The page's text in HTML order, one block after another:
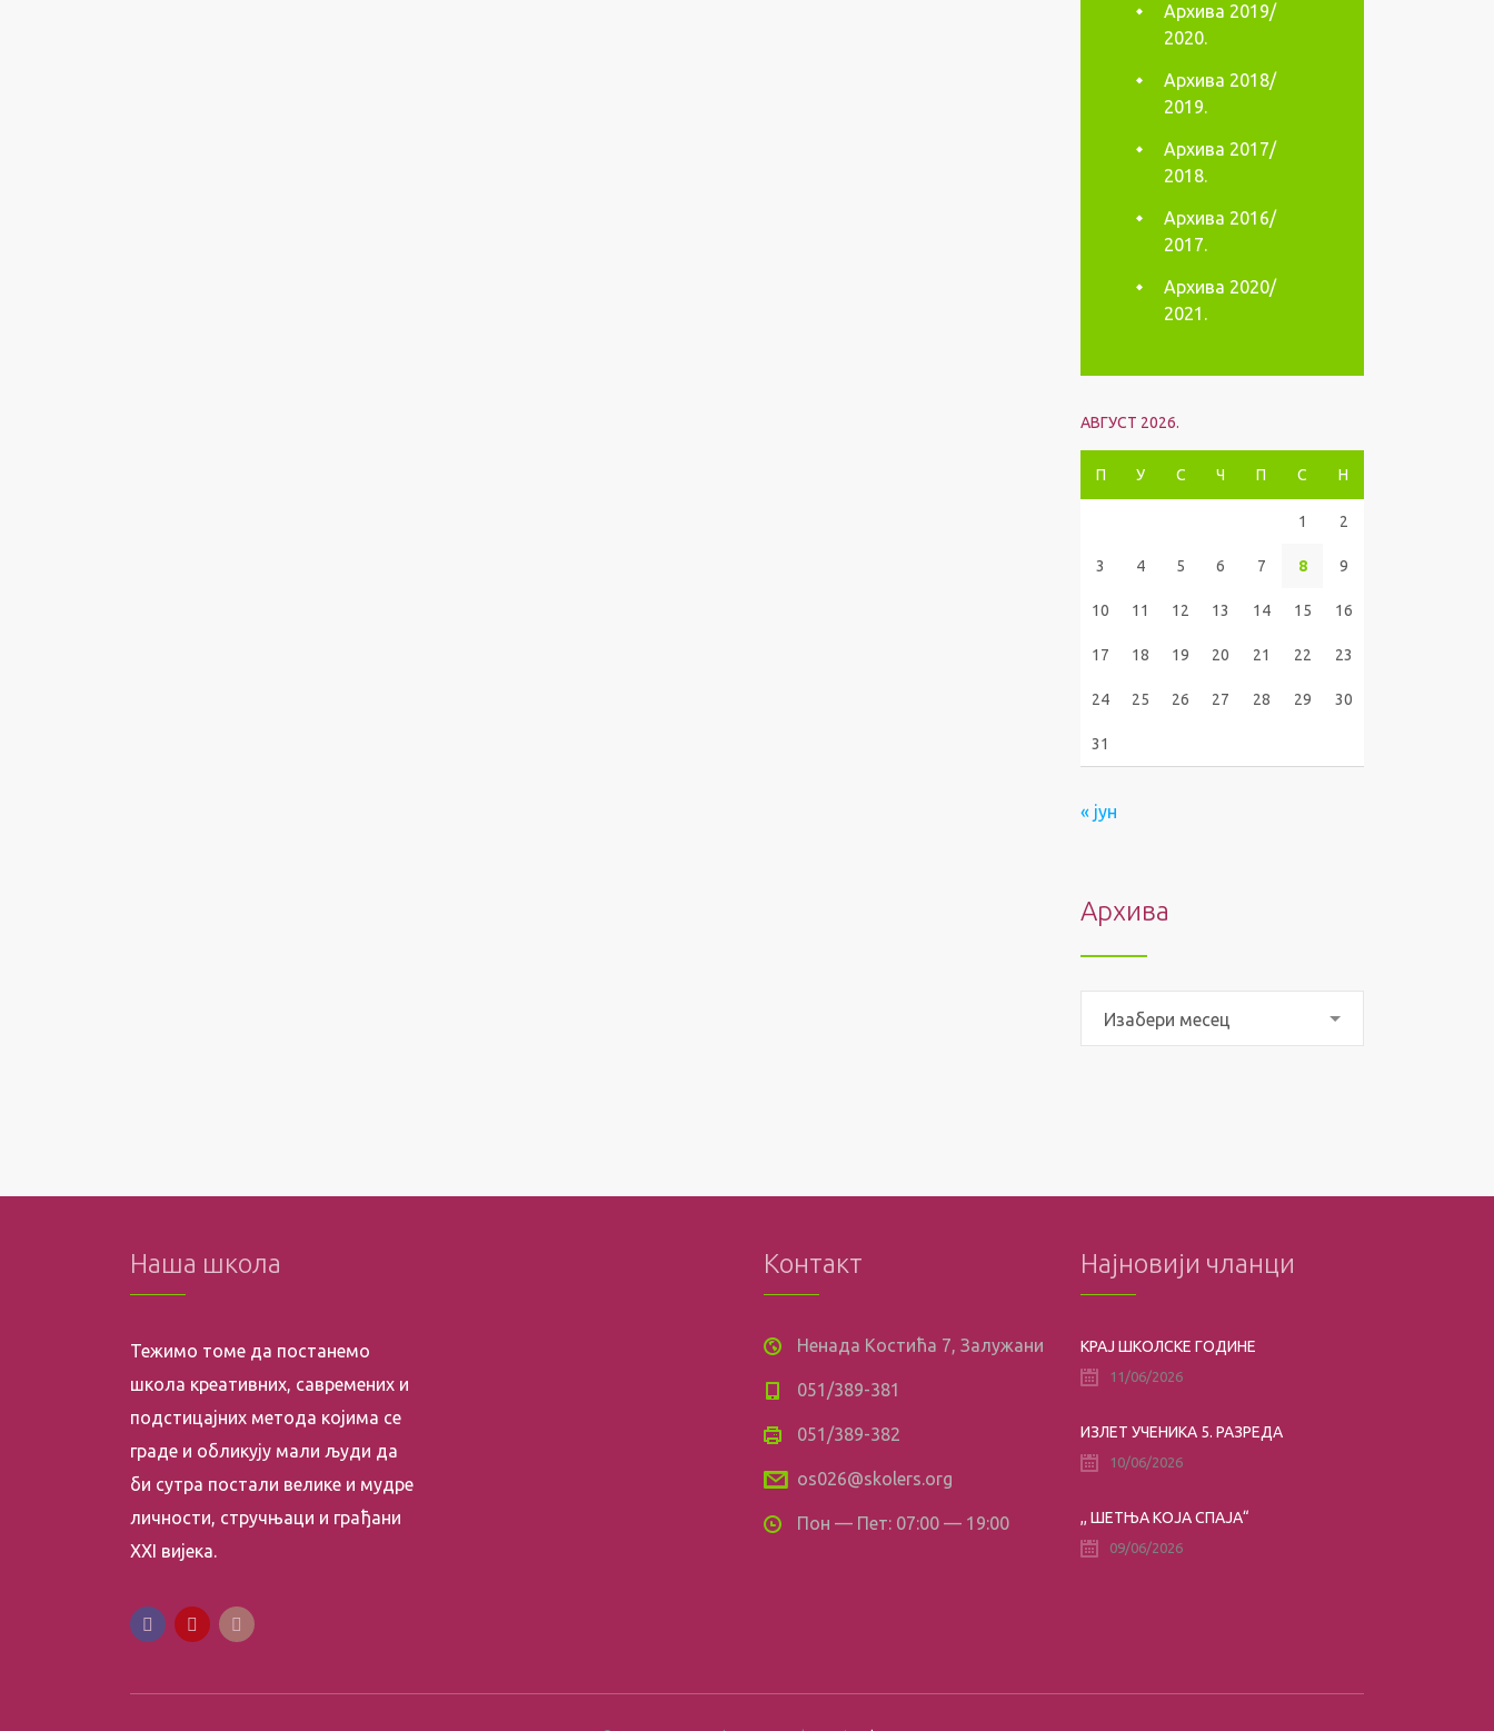
Архива 2019/
2020.
Архива 2018/
2019.
Архива 2017/
2018.
Архива 2016/
2017.
Архива 2020/
2021.
АВГУСТ 2026.
П У С Ч П С Н
1 2
3 4 5 6 7 8 9
10 11 12 13 14 15 16
17 18 19 20 21 22 23
24 25 26 27 28 29 30
31
« јун
Архива
Изабери месец
Наша школа
Тежимо томе да постанемо
школа креативних, савремених и
подстицајних метода којима се
граде и обликују мали људи да
би сутра постали велике и мудре
личности, стручњаци и грађани
XXI вијека.
Контакт
Ненада Костића 7, Залужани
051/389-381
051/389-382
os026@skolers.org
Пон — Пет: 07:00 — 19:00
Најновији чланци
КРАЈ ШКОЛСКЕ ГОДИНЕ
11/06/2026
ИЗЛЕТ УЧЕНИКА 5. РАЗРЕДА
10/06/2026
,, ШЕТЊА КОЈА СПАЈА“
09/06/2026